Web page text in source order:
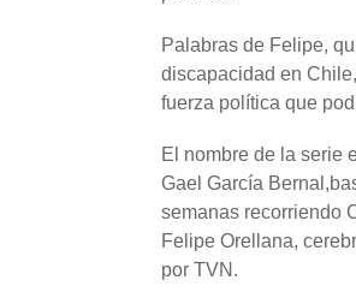
Palabras de Felipe,
discapacidad en
fuerza política que
El nombre de la serie
Gael García
semanas recorriendo
Felipe Orellana,
por TVN.